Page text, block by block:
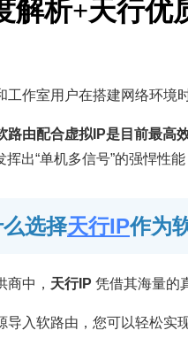
解析+天行优
工作室用户在搭建网络环境
路由配合虚拟IP是目前最高
挥出“单机多信号”的强悍性
选择天行IP作为
商中， 天行IP 凭借其海量的
导入软路由，您可以轻松实